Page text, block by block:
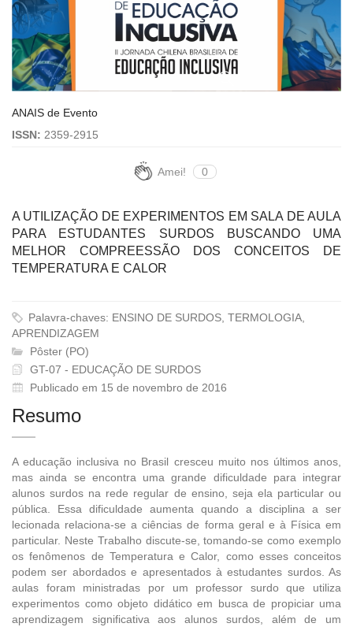
ANAIS de Evento
ISSN: 2359-2915
Amei! 0
A UTILIZAÇÃO DE EXPERIMENTOS EM SALA DE AULA
PARA ESTUDANTES SURDOS BUSCANDO UMA
MELHOR COMPREESSÃO DOS CONCEITOS DE
TEMPERATURA E CALOR
Palavra-chaves: ENSINO DE SURDOS, TERMOLOGIA,
APRENDIZAGEM
Pôster (PO)
GT-07 - EDUCAÇÃO DE SURDOS
Publicado em 15 de novembro de 2016
Resumo
A educação inclusiva no Brasil cresceu muito nos últimos anos,
mas ainda se encontra uma grande dificuldade para integrar
alunos surdos na rede regular de ensino, seja ela particular ou
pública. Essa dificuldade aumenta quando a disciplina a ser
lecionada relaciona-se a ciências de forma geral e à Física em
particular. Neste Trabalho discute-se, tomando-se como exemplo
os fenômenos de Temperatura e Calor, como esses conceitos
podem ser abordados e apresentados à estudantes surdos. As
aulas foram ministradas por um professor surdo que utiliza
experimentos como objeto didático em busca de propiciar uma
aprendizagem significativa aos alunos surdos, além de um